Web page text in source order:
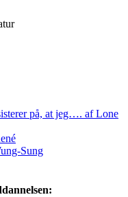
på, at jeg…. af Lone
Sung